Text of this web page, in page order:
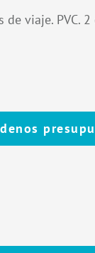
de viaje. PVC.